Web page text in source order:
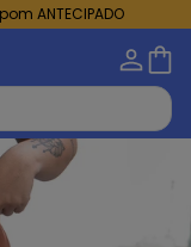
ANTECIPADO